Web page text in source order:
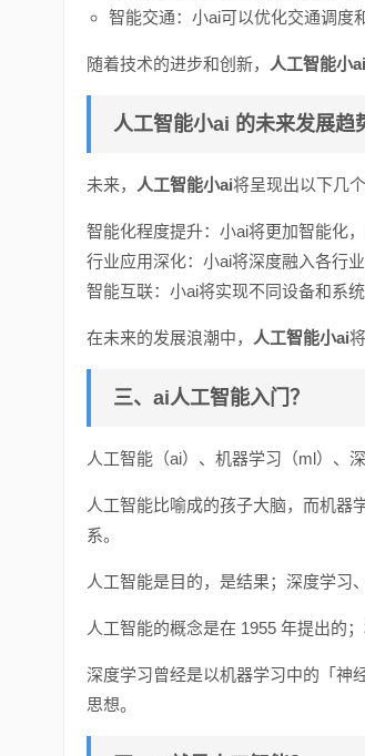
智能交通：小ai可以优化交通调度
随着技术的进步和创新， 人工智能小ai
人工智能小ai 的未来发展趋
未来， 人工智能小ai将呈现出以下几个
智能化程度提升：小ai将更加智能化
行业应用深化：小ai将深度融入各行
智能互联：小ai将实现不同设备和系
在未来的发展浪潮中， 人工智能小ai
三、ai人工智能入门？
人工智能（ai）、机器学习（ml）、
人工智能比喻成的孩子大脑，而机器
系。
人工智能是目的，是结果；深度学习
人工智能的概念是在 1955 年提出的
深度学习曾经是以机器学习中的「神
思想。